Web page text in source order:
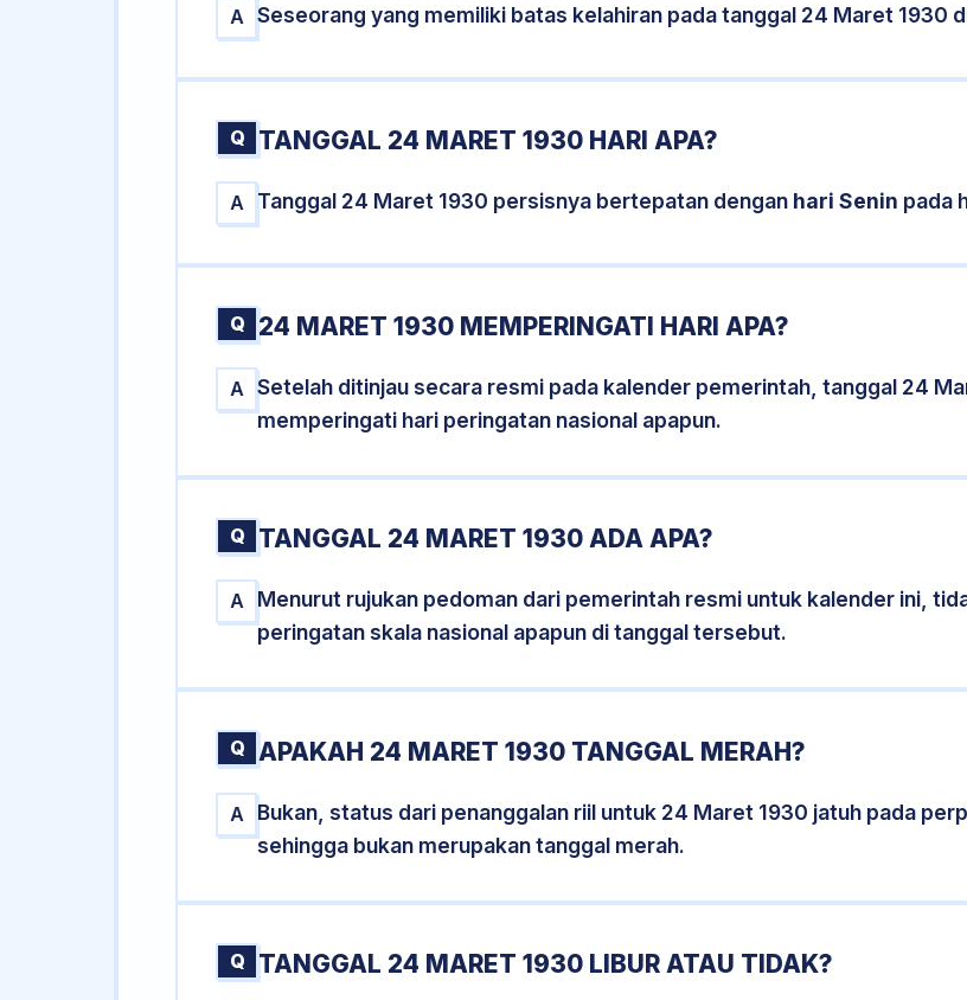
A Seseorang yang memiliki batas kelahiran pada tanggal 24 Maret 1930
Q TANGGAL 24 MARET 1930 HARI APA?
A Tanggal 24 Maret 1930 persisnya bertepatan dengan hari Senin pada
Q 24 MARET 1930 MEMPERINGATI HARI APA?
A
Setelah ditinjau secara resmi pada kalender pemerintah, tanggal 24
memperingati hari peringatan nasional apapun.
Q TANGGAL 24 MARET 1930 ADA APA?
A
Menurut rujukan pedoman dari pemerintah resmi untuk kalender ini,
peringatan skala nasional apapun di tanggal tersebut.
Q APAKAH 24 MARET 1930 TANGGAL MERAH?
A
Bukan, status dari penanggalan riil untuk 24 Maret 1930 jatuh pada
sehingga bukan merupakan tanggal merah.
Q TANGGAL 24 MARET 1930 LIBUR ATAU TIDAK?